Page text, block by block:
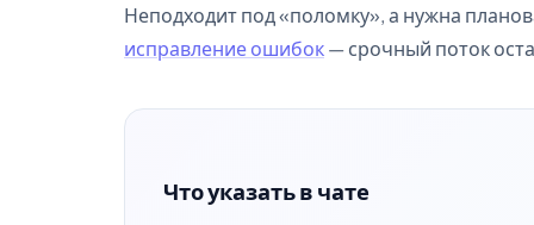
Неподходит под «поломку», а нужна
исправление ошибок— срочный поток
Что указать в чате